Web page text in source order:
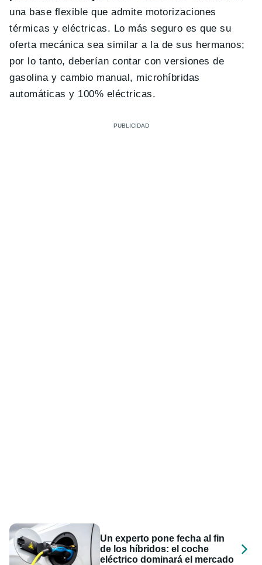
una base flexible que admite motorizaciones
térmicas y eléctricas. Lo más seguro es que su
oferta mecánica sea similar a la de sus hermanos;
por lo tanto, deberían contar con versiones de
gasolina y cambio manual, microhíbridas
automáticas y 100% eléctricas.
Un experto pone fecha al fin
de los híbridos: el coche
eléctrico dominará el mercado